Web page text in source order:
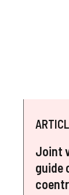
Joint
guide